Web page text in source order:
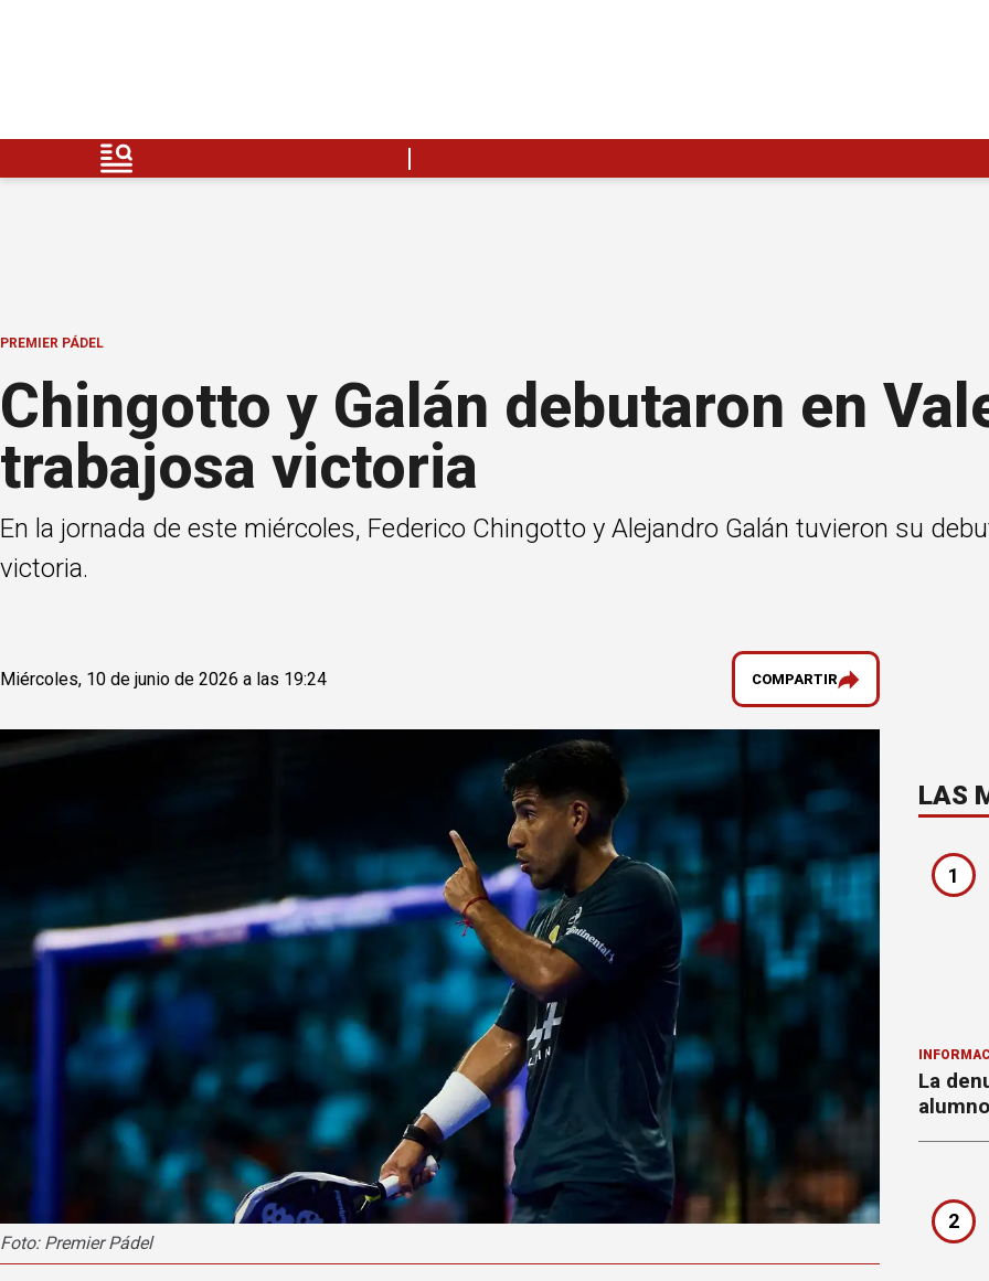
PREMIER PÁDEL
Chingotto y Galán debutaron en
trabajosa victoria
En la jornada de este miércoles, Federico Chingotto y Alejandro Galán tuvieron su
victoria.
Miércoles, 10 de junio de 2026 a las 19:24 COMPARTIR
Foto: Premier Pádel
LAS
1
La
2